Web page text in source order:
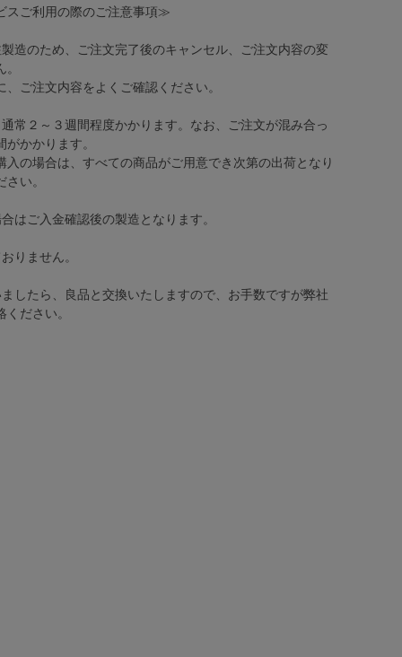
スご利用の際のご注意事項≫
造のため、ご注文完了後のキャンセル、ご注文内容の変
ご注文内容をよくご確認ください。
常２～３週間程度かかります。なお、ご注文が混み合っ
かかります。
入の場合は、すべての商品がご用意でき次第の出荷となり
い。
はご入金確認後の製造となります。
りません。
したら、良品と交換いたしますので、お手数ですが弊社
ださい。